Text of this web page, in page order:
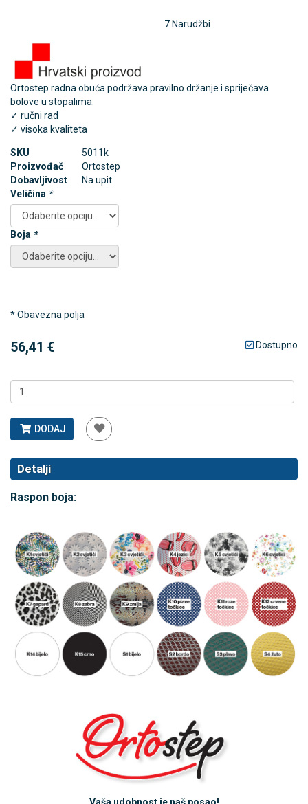
7 Narudžbi
Ortostep radna obuća podržava pravilno držanje i spriječava
bolove u stopalima.
✓ ručni rad
✓ visoka kvaliteta
SKU
5011k
Proizvođač
Ortostep
Dobavljivost
Na upit
Veličina *
Boja *
* Obavezna polja
56,41 € Dostupno
DODAJ
Detalji
Raspon boja:
Vaša udobnost je naš posao!